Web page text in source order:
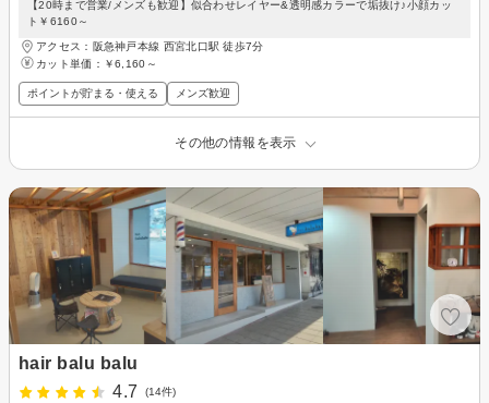
【20時まで営業/メンズも歓迎】似合わせレイヤー&透明感カラーで垢抜け♪小顔カッ
ト￥6160～
アクセス：阪急神戸本線 西宮北口駅 徒歩7分
カット単価： ￥6,160～
ポイントが貯まる・使える メンズ歓迎
その他の情報を表示
hair balu balu
4.7
(14件)